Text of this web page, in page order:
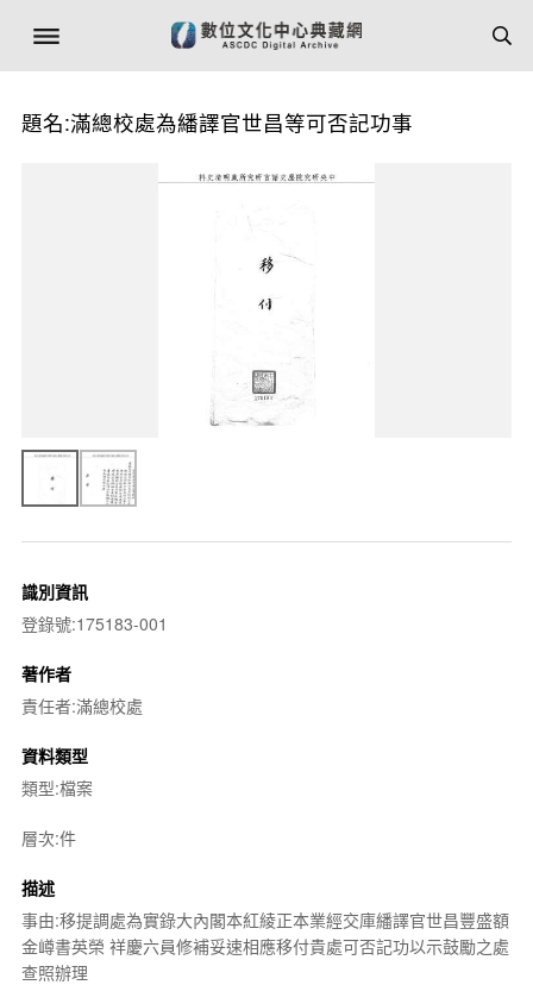
題名:滿總校處為繙譯官世昌等可否記功事
識別資訊
登錄號:175183-001
著作者
責任者:滿總校處
資料類型
類型:檔案
層次:件
描述
事由:移提調處為實錄大內閣本紅綾正本業經交庫繙譯官世昌豐盛額
金嶟書英榮 祥慶六員修補妥速相應移付貴處可否記功以示鼓勵之處
查照辦理